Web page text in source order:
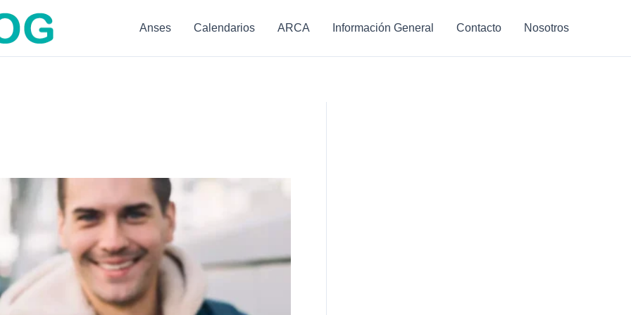
Anses Calendarios ARCA Información General Contacto Nosotros